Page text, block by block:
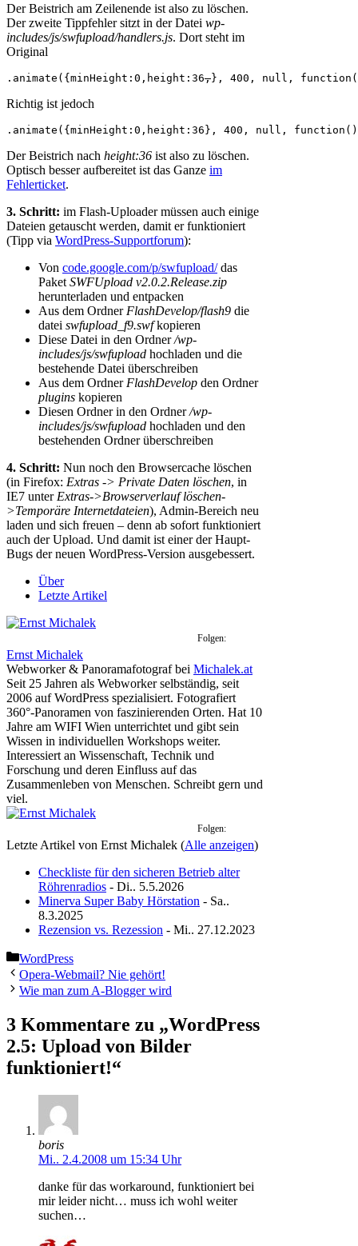
Der Beistrich am Zeilenende ist also zu löschen.
Der zweite Tippfehler sitzt in der Datei wp-
includes/js/swfupload/handlers.js. Dort steht im
Original
.animate({minHeight:0,height:36,}, 400, null,
Richtig ist jedoch
.animate({minHeight:0,height:36 }, 400, null,
Der Beistrich nach height:36 ist also zu löschen.
Optisch besser aufbereitet ist das Ganze im
Fehlerticket.
3. Schritt: im Flash-Uploader müssen auch einige
Dateien getauscht werden, damit er funktioniert
(Tipp via WordPress-Supportforum):
Von code.google.com/p/swfupload/das
Paket SWFUpload v2.0.2.Release.zip
herunterladen und entpacken
Aus dem Ordner FlashDevelop/flash9 die
datei swfupload_f9.swfkopieren
Diese Datei in den Ordner/wp-
includes/js/swfupload hochladen und die
bestehende Datei überschreiben
Aus dem Ordner FlashDevelop den Ordner
plugins kopieren
Diesen Ordner in den Ordner/wp-
includes/js/swfupload hochladen und den
bestehenden Ordner überschreiben
4. Schritt: Nun noch den Browsercache löschen
(in Firefox: Extras -> Private Daten löschen, in
IE7 unter Extras->Browserverlauf löschen-
>Temporäre Internetdateien), Admin-Bereich neu
laden und sich freuen – denn ab sofort funktioniert
auch der Upload. Und damit ist einer der Haupt-
Bugs der neuen WordPress-Version ausgebessert.
Über
Letzte Artikel
Folgen:
Ernst Michalek
Webworker & Panoramafotografbei Michalek.at
Seit 25 Jahren als Webworker selbständig, seit
2006 auf WordPress spezialisiert. Fotografiert
360°-Panoramen von faszinierenden Orten. Hat 10
Jahre am WIFI Wien unterrichtet und gibt sein
Wissen in individuellen Workshops weiter.
Interessiert an Wissenschaft, Technik und
Forschung und deren Einfluss auf das
Zusammenleben von Menschen. Schreibt gern und
viel.
Folgen:
Letzte Artikel von Ernst Michalek (Alle anzeigen)
Checkliste für den sicheren Betrieb alter
Röhrenradios - Di.. 5.5.2026
Minerva Super Baby Hörstation - Sa..
8.3.2025
Rezension vs. Rezession - Mi.. 27.12.2023
Kategorien
WordPress
Opera-Webmail? Nie gehört!
Wie man zum A-Blogger wird
3 Kommentare zu „WordPress
2.5: Upload von Bilder
funktioniert!“
boris
Mi.. 2.4.2008 um 15:34 Uhr
danke für das workaround, funktioniert bei
mir leider nicht… muss ich wohl weiter
suchen…